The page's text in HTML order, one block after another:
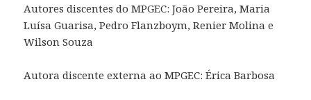
Autores discentes do MPGEC: João Pereira, Maria
Luísa Guarisa, Pedro Flanzboym, Renier Molina e
Wilson Souza
Autora discente externa ao MPGEC: Érica Barbosa